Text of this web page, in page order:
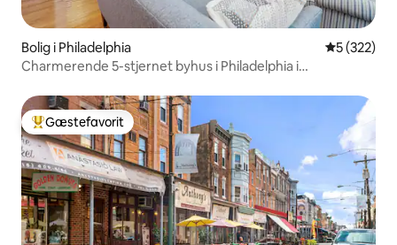
Bolig i Philadelphia 5 ud af 5 i
5 (322)
Charmerende 5-stjernet byhus i Philadelphia i
Bedste gæstefavorit
Gæstefavorit